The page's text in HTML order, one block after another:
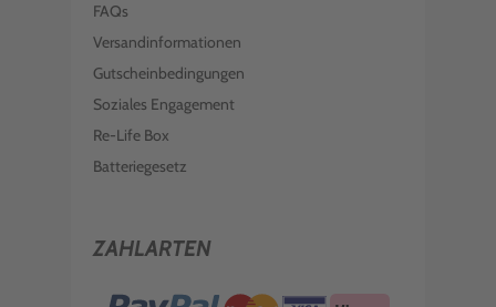
FAQs
Versandinformationen
Gutscheinbedingungen
Soziales Engagement
Re-Life Box
Batteriegesetz
ZAHLARTEN